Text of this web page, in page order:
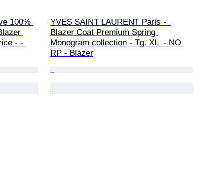
100%
- -
YVES SAINT LAURENT Paris -
Blazer Coat Premium Spring
Monogram collection - Tg. XL  - NO
RP - Blazer